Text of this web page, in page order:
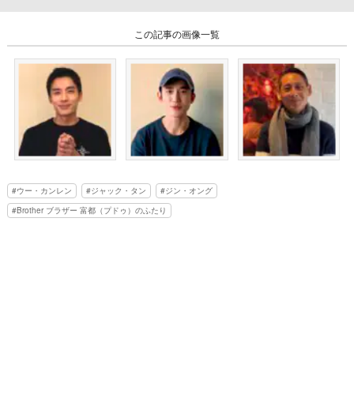
この記事の画像一覧
ウー・カンレン ジャック・タン
ジン・オング
Brother ブラザー 富都（プドゥ）のふたり